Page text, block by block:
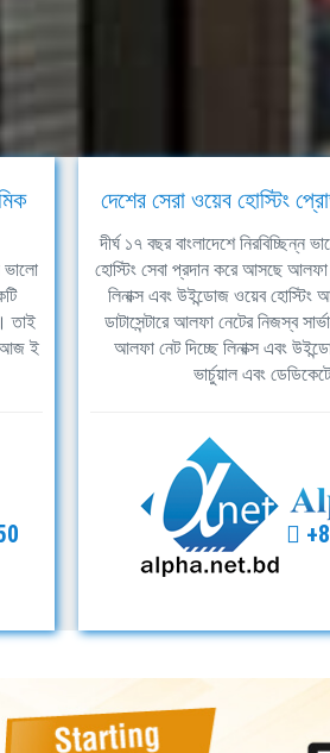
ভালো
তাই
আজ ই
দেশের সেরা ওয়েব হোস্টিং
দীর্ঘ ১৭ বছর বাংলাদেশে নিরবিচ্ছিন্ন
হোস্টিং সেবা প্রদান করে আসছে
লিনাক্স এবং উইন্ডোজ ওয়েব হোস্টিং
ডাটাসেন্টারে আলফা নেটের নিজস্ব
আলফা নেট দিচ্ছে লিনাক্স এবং
ভার্চুয়াল এবং